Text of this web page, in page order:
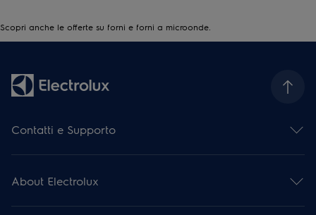
Scopri anche le offerte su forni e forni a microonde
Contatti e Supporto
Iscriviti alla nostra newsletter
Facebook
Instagram
About Electrolux